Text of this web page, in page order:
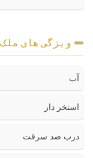
ویژگی های ملک
آب
استخر دار
درب ضد سرقت